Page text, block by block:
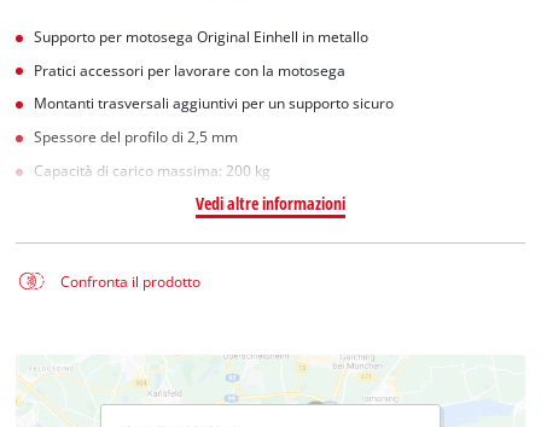
Supporto per motosega Original Einhell in metallo
Pratici accessori per lavorare con la motosega
Montanti trasversali aggiuntivi per un supporto sicuro
Spessore del profilo di 2,5 mm
Capacità di carico massima: 200 kg
Vedi altre informazioni
Confronta il prodotto